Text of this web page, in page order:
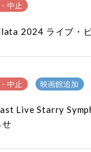
中止
2024 ライブ・
中止 映画館追加
Live Starry
せ